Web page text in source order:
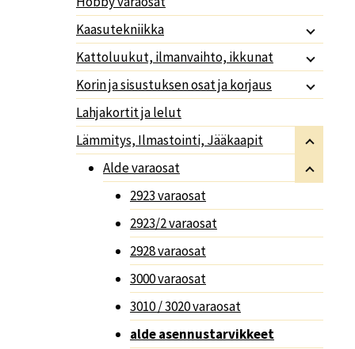
Kaasutekniikka
Kattoluukut, ilmanvaihto, ikkunat
Korin ja sisustuksen osat ja korjaus
Lahjakortit ja lelut
Lämmitys, Ilmastointi, Jääkaapit
Alde varaosat
2923 varaosat
2923/2 varaosat
2928 varaosat
3000 varaosat
3010 / 3020 varaosat
alde asennustarvikkeet